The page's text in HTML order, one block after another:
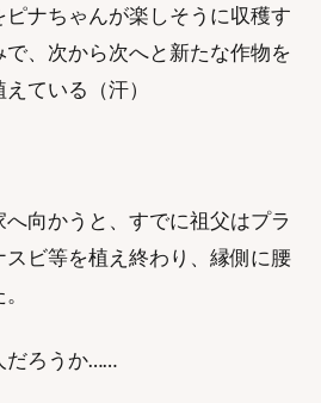
ナちゃんが楽しそうに収穫す
、次から次へと新たな作物を
ている（汗）
向かうと、すでに祖父はプラ
ビ等を植え終わり、縁側に腰
だろうか……